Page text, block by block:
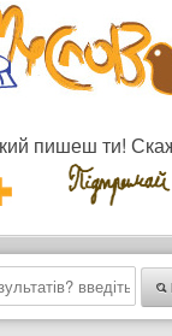
пишеш ти!